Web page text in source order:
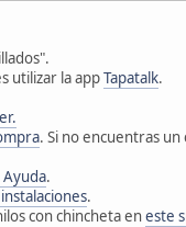
utilizar la appTapatalk.
. Si no encuentras un
.
.
con chincheta eneste